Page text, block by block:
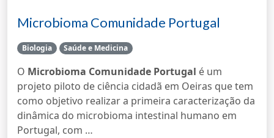
Microbioma Comunidade Portugal
Biologia Saúde e Medicina
O Microbioma Comunidade Portugal é um
projeto piloto de ciência cidadã em Oeiras que tem
como objetivo realizar a primeira caracterização da
dinâmica do microbioma intestinal humano em
Portugal, com …